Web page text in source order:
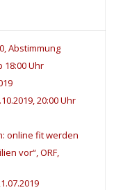
Abstimmung
18:00 Uhr
20:00 Uhr
online fit werden
vor“, ORF,